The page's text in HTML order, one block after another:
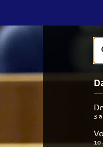
op
en
3
10